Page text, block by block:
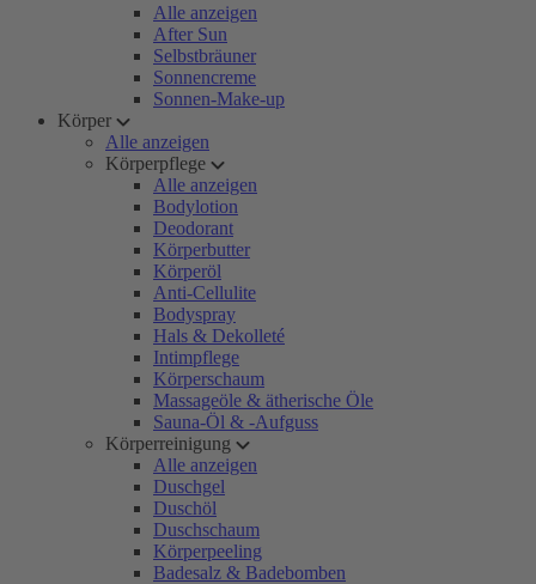
Alle anzeigen
After Sun
Selbstbräuner
Sonnencreme
Sonnen-Make-up
Körper
Alle anzeigen
Körperpflege
Alle anzeigen
Bodylotion
Deodorant
Körperbutter
Körperöl
Anti-Cellulite
Bodyspray
Hals & Dekolleté
Intimpflege
Körperschaum
Massageöle & ätherische Öle
Sauna-Öl & -Aufguss
Körperreinigung
Alle anzeigen
Duschgel
Duschöl
Duschschaum
Körperpeeling
Badesalz & Badebomben